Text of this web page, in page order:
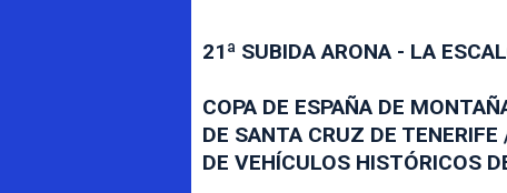
21ª SUBIDA ARONA - LA
COPA DE ESPAÑA DE
DE SANTA CRUZ DE
DE VEHÍCULOS HISTÓRICOS